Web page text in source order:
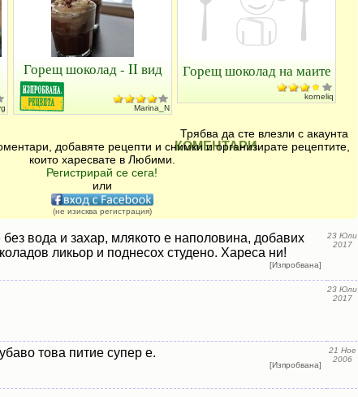
Горещ шоколад - II вид
Marina_N
Горещ шоколад на маите
korneliq
КОМЕНТАРИ
Трябва да сте влезли с акаунта
добавяте рецепти и снимки и организирате рецептите,
които харесвате в Любими.
Регистрирай се сега!
или
(не изисква регистрация)
вода и захар, млякото е наполовина, добавих
ликьор и поднесох студено. Хареса ни!
[Изпробвана]
23 Юли
2017
23 Юли
2017
това питие супер е.
[Изпробвана]
21 Ное
2006